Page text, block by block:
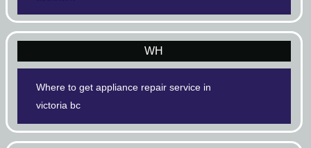
WH
Where to get appliance repair service in
victoria bc